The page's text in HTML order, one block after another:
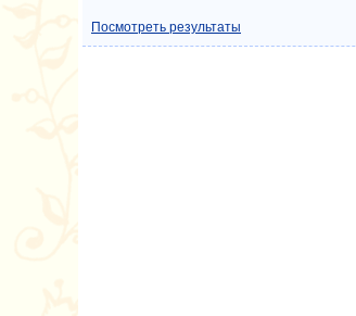
Посмотреть результаты